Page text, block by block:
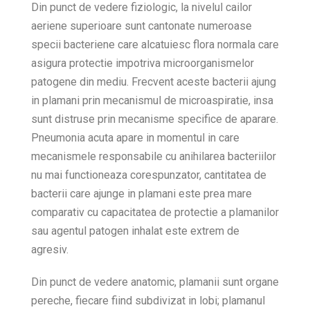
Din punct de vedere fiziologic, la nivelul cailor
aeriene superioare sunt cantonate numeroase
specii bacteriene care alcatuiesc flora normala care
asigura protectie impotriva microorganismelor
patogene din mediu. Frecvent aceste bacterii ajung
in plamani prin mecanismul de microaspiratie, insa
sunt distruse prin mecanisme specifice de aparare.
Pneumonia acuta apare in momentul in care
mecanismele responsabile cu anihilarea bacteriilor
nu mai functioneaza corespunzator, cantitatea de
bacterii care ajunge in plamani este prea mare
comparativ cu capacitatea de protectie a plamanilor
sau agentul patogen inhalat este extrem de
agresiv.
Din punct de vedere anatomic, plamanii sunt organe
pereche, fiecare fiind subdivizat in lobi; plamanul